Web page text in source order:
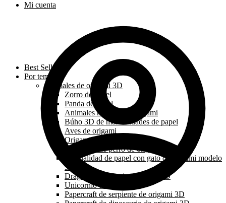
Mi cuenta
Best Sellers
Por tema
Animales de origami 3D
Zorro de papel
Panda de papel
Animales marinos de origami
Búho 3D de manualidades de papel
Aves de origami
Origami león papercraft 3D
Papercraft de perro de origami 3D
Manualidad de papel con gato de origami modelo
3d
Dragón de origami papercraft 3D
Unicornio de papel
Papercraft de serpiente de origami 3D